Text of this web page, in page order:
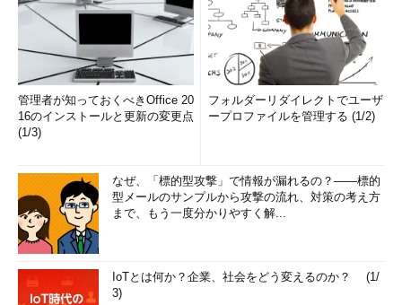
管理者が知っておくべきOffice 20
16のインストールと更新の変更点
(1/3)
フォルダーリダイレクトでユーザ
ープロファイルを管理する (1/2)
なぜ、「標的型攻撃」で情報が漏れるの？――標的
型メールのサンプルから攻撃の流れ、対策の考え方
まで、もう一度分かりやすく解...
IoTとは何か？企業、社会をどう変えるのか？ (1/
3)